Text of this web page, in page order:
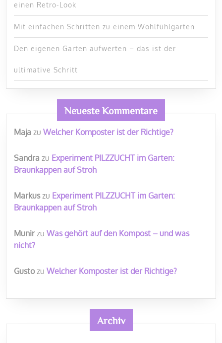
einen Retro-Look
Mit einfachen Schritten zu einem Wohlfühlgarten
Den eigenen Garten aufwerten – das ist der
ultimative Schritt
Neueste Kommentare
Maja zu Welcher Komposter ist der Richtige?
Sandra zu Experiment PILZZUCHT im Garten:
Braunkappen auf Stroh
Markuszu Experiment PILZZUCHT im Garten:
Braunkappen auf Stroh
Munirzu Was gehört auf den Kompost – und was
nicht?
Gustozu Welcher Komposter ist der Richtige?
Archiv